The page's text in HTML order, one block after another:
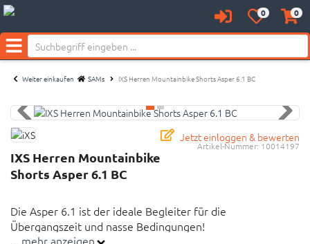
AnmeldenMerkzettel
aufklappen
0 0
Menü
Weiter einkaufen SAMs IXS Herren Mountainbike Shorts Asper 6.1 BC
Jetzt einloggen & bewerten
Artikel-Nummer: 10014197
IXS Herren Mountainbike
Shorts Asper 6.1 BC
Die Asper 6.1 ist der ideale Begleiter für die
Übergangszeit und nasse Bedingungen!
... mehr anzeigen